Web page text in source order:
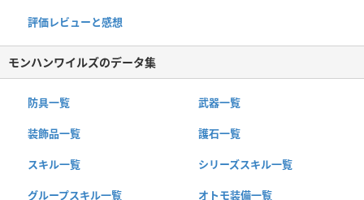
評価レビューと感想
モンハンワイルズのデータ集
防具一覧 武器一覧
装飾品一覧 護石一覧
スキル一覧 シリーズスキル一覧
グループスキル一覧 オトモ装備一覧